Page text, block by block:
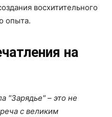
восхитительного
опыта.
на
"Зарядье" – это не
с великим